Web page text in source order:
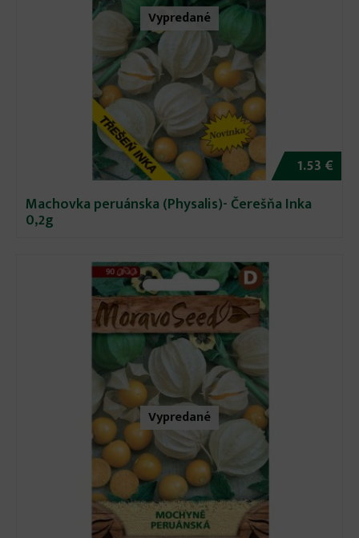
1.53 €
Vypredané
Machovka peruánska (Physalis)- Čerešňa Inka
0,2g
Vypredané